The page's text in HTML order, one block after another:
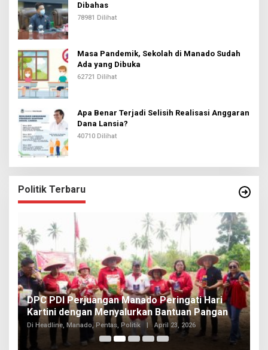
Dibahas
78981 Dilihat
Masa Pandemik, Sekolah di Manado Sudah
Ada yang Dibuka
62721 Dilihat
Apa Benar Terjadi Selisih Realisasi Anggaran
Dana Lansia?
40710 Dilihat
Politik Terbaru
DPC PDI Perjuangan Manado Peringati Hari
Kartini dengan Menyalurkan Bantuan Pangan
Di Headline, Manado, Pentas, Politik | April 23, 2026